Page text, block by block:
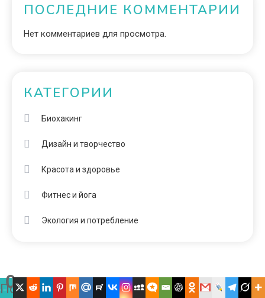
0
Поделились
ПОСЛЕДНИЕ КОММЕНТАРИИ
Нет комментариев для просмотра.
КАТЕГОРИИ
Биохакинг
Дизайн и творчество
Красота и здоровье
Фитнес и йога
Экология и потребление